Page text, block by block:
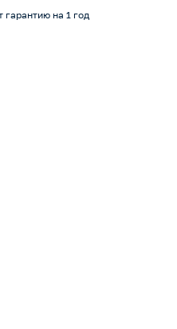
гарантию на 1 год